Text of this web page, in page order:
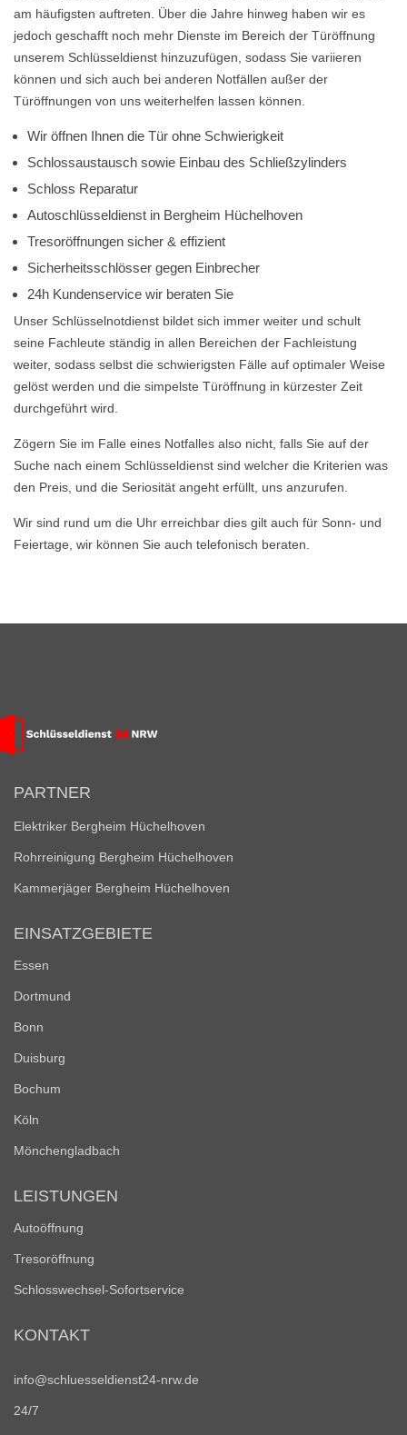
am häufigsten auftreten. Über die Jahre hinweg haben wir es
jedoch geschafft noch mehr Dienste im Bereich der Türöffnung
unserem Schlüsseldienst hinzuzufügen, sodass Sie variieren
können und sich auch bei anderen Notfällen außer der
Türöffnungen von uns weiterhelfen lassen können.
Wir öffnen Ihnen die Tür ohne Schwierigkeit
Schlossaustausch sowie Einbau des Schließzylinders
Schloss Reparatur
Autoschlüsseldienst in Bergheim Hüchelhoven
Tresoröffnungen sicher & effizient
Sicherheitsschlösser gegen Einbrecher
24h Kundenservice wir beraten Sie
Unser Schlüsselnotdienst bildet sich immer weiter und schult
seine Fachleute ständig in allen Bereichen der Fachleistung
weiter, sodass selbst die schwierigsten Fälle auf optimaler Weise
gelöst werden und die simpelste Türöffnung in kürzester Zeit
durchgeführt wird.
Zögern Sie im Falle eines Notfalles also nicht, falls Sie auf der
Suche nach einem Schlüsseldienst sind welcher die Kriterien was
den Preis, und die Seriosität angeht erfüllt, uns anzurufen.
Wir sind rund um die Uhr erreichbar dies gilt auch für Sonn- und
Feiertage, wir können Sie auch telefonisch beraten.
PARTNER
Elektriker Bergheim Hüchelhoven
Rohrreinigung Bergheim Hüchelhoven
Kammerjäger Bergheim Hüchelhoven
EINSATZGEBIETE
Essen
Dortmund
Bonn
Duisburg
Bochum
Köln
Mönchengladbach
LEISTUNGEN
Autoöffnung
Tresoröffnung
Schlosswechsel-Sofortservice
KONTAKT
info@schluesseldienst24-nrw.de
24/7